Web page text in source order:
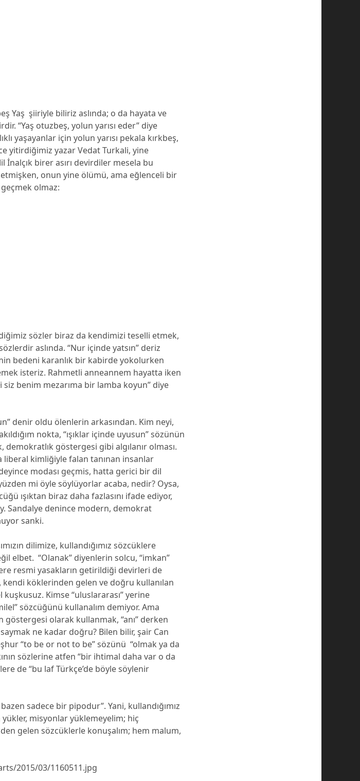
Yaş şiiriyle biliriz aslında; o da hayata ve
“Yaş otuzbeş, yolun yarısı eder” diye
yaşayanlar için yolun yarısı pekala kırkbeş,
yitirdiğimiz yazar Vedat Turkali, yine
İnalçık birer asırı devirdiler mesela bu
onun yine ölümü, ama eğlenceli bir
olmaz:
sözler biraz da kendimizi teselli etmek,
aslında. “Nur içinde yatsın” deriz
bedeni karanlık bir kabirde yokolurken
isteriz. Rahmetli anneannem hayatta iken
siz benim mezarıma bir lamba koyun” diye
denir oldu ölenlerin arkasından. Kim neyi,
nokta, “ışıklar içinde uyusun” sözünün
göstergesi gibi algılanır olması.
kimliğiyle falan tanınan insanlar
modası geçmis, hatta gerici bir dil
mi öyle söylüyorlar acaba, nedir? Oysa,
ışıktan biraz daha fazlasını ifade ediyor,
Sandalye denince modern, demokrat
sanki.
dilimize, kullandığımız sözcüklere
elbet. “Olanak” diyenlerin solcu, “imkan”
resmi yasakların getirildiği devirleri de
köklerinden gelen ve doğru kullanılan
Kimse “uluslararası” yerine
sözcüğünü kullanalım demiyor. Ama
olarak kullanmak, “anı” derken
saymak ne kadar doğru? Bilen bilir, şair Can
“to be or not to be” sözünü “olmak ya da
sözlerine atfen “bir ihtimal daha var o da
de “bu laf Türkçe’de böyle söylenir
sadece bir pipodur”. Yani, kullandığımız
yükler, misyonlar yüklemeyelim; hiç
gelen sözcüklerle konuşalım; hem malum,
2015/03/1160511.jpg